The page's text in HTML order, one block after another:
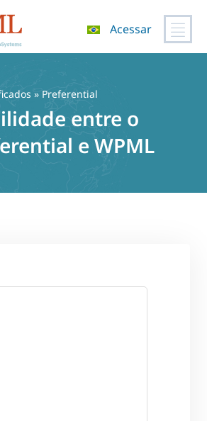
Acessar
» Preferential
entre o
e WPML